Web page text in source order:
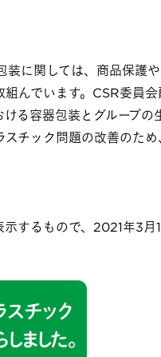
に関しては、商品保護
んでいます。CSR委員会
る容器包装とグループの
チック問題の改善のた
するもので、2021年3